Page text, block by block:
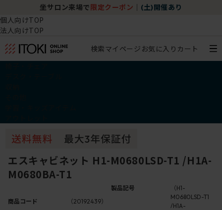
坐サロン来場で 限定クーポン (土)開催あり
個人向けTOP
法人向けTOP
検索マイページ お気に入り カート
エスキャビネット H1-M0680LSD-T1 /H1A-
M0680BA-T1
商品コード （20192439）
製品記号
（H1-
M0680LSD-T1
/H1A-